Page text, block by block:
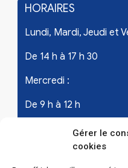
Gérer le
cookies
HORAIRES
Lundi, Mardi, Jeudi et
De 14 h à 17 h 30
Mercredi :
De 9 h à 12 h
Samedi - les 1er et
De 9 h à 12 h